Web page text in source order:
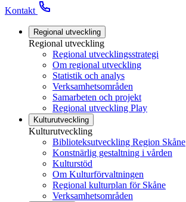
Kontakt
Regional utveckling
Regional utveckling
Regional utvecklingsstrategi
Om regional utveckling
Statistik och analys
Verksamhetsområden
Samarbeten och projekt
Regional utveckling Play
Kulturutveckling
Kulturutveckling
Biblioteksutveckling Region Skåne
Konstnärlig gestaltning i vården
Kulturstöd
Om Kulturförvaltningen
Regional kulturplan för Skåne
Verksamhetsområden